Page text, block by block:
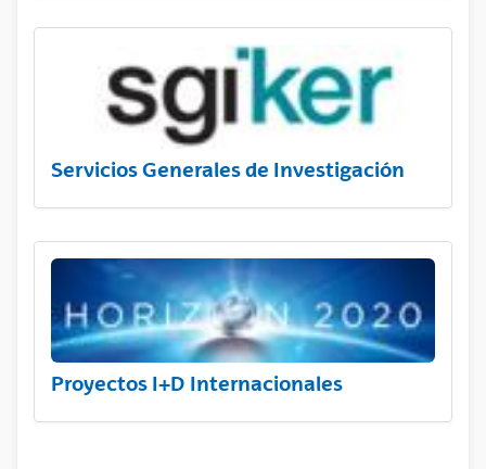
Servicios Generales de Investigación
Proyectos I+D Internacionales